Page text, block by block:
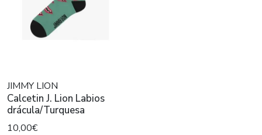
JIMMY LION
Calcetin J. Lion Labios
drácula/Turquesa
10,00€